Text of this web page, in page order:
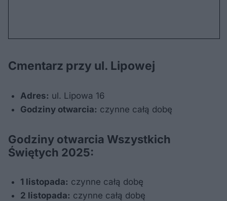
Cmentarz przy ul. Lipowej
Adres: ul. Lipowa 16
Godziny otwarcia: czynne całą dobę
Godziny otwarcia Wszystkich
Świętych 2025:
1 listopada: czynne całą dobę
2 listopada: czynne całą dobę